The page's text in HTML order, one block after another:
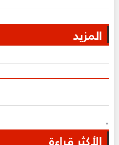
المزيد
"
الأكثر قراءة